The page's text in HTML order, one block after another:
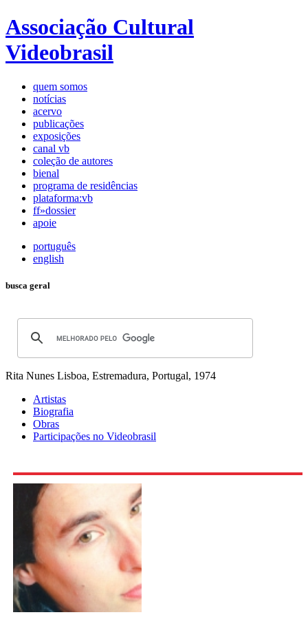
Associação Cultural
Videobrasil
quem somos
notícias
acervo
publicações
exposições
canal vb
coleção de autores
bienal
programa de residências
plataforma:vb
ff»dossier
apoie
português
english
busca geral
Rita Nunes Lisboa, Estremadura, Portugal, 1974
Artistas
Biografia
Obras
Participações no Videobrasil